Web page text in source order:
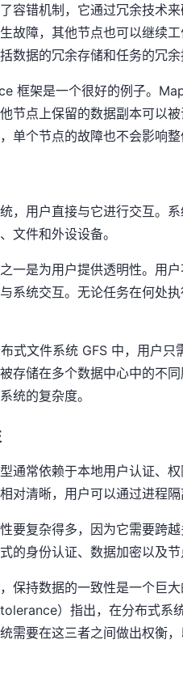
容错机制，它通过冗余技术
故障，其他节点也可以继续
数据的冗余存储和任务的冗余
框架是一个很好的例子。
节点上保留的数据副本可以
单个节点的故障也不会影响整
，用户直接与它进行交互。
文件和外设设备。
一是为用户提供透明性。用
系统交互。无论任务在何处
式文件系统 GFS 中，用户只
存储在多个数据中心中的不
统的复杂度。
通常依赖于本地用户认证、
对清晰，用户可以通过进程
要复杂得多，因为它需要跨
的身份认证、数据加密以及节
保持数据的一致性是一个巨
）指出，在分布式系
需要在这三者之间做出权衡